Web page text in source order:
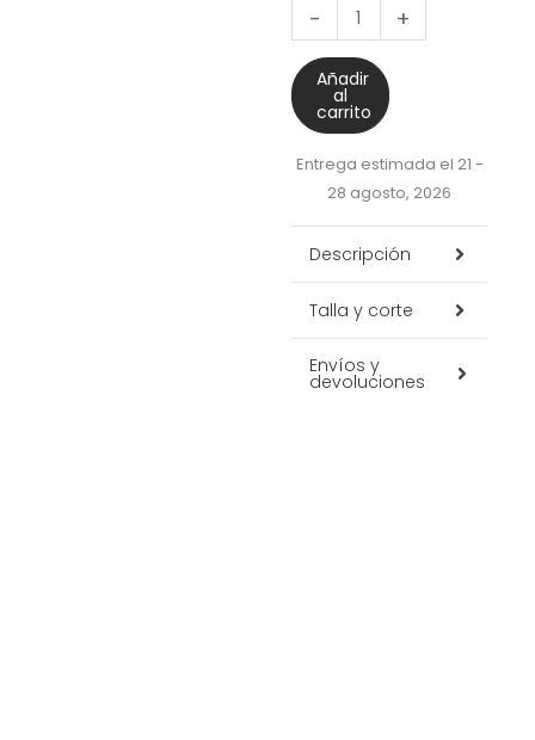
-
2
piezas
cantidad
+
Añadir
al
carrito
Entrega estimada el 21 -
28 agosto, 2026
Descripción
Talla y corte
Envíos y
devoluciones